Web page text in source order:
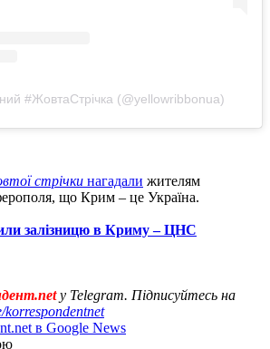
#ЖовтаСтрічка (@yellowribbonua)
стрічки нагадали жителям
що Крим – це Україна.
залізницю в Криму – ЦНС
у Telegram. Підписуйтесь на
korrespondentnet
в Google News